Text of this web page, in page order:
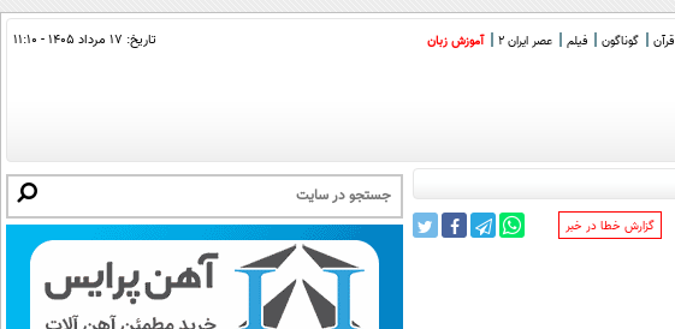
قرآن گوناگون فیلم عصر ایران 2 آموزش زبان تاریخ: ۱۷ مرداد ۱۴۰۵ - ۱۱:۱۰
‌گزارش خطا در خبر